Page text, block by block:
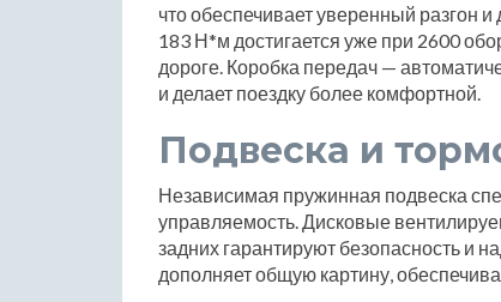
что обеспечивает уверенный разгон
183 Н*м достигается уже при 2600
дороге. Коробка передач —
и делает поездку более комфортной.
Подвеска и
Независимая пружинная подвеска
управляемость. Дисковые
задних гарантируют безопасность и
дополняет общую картину,